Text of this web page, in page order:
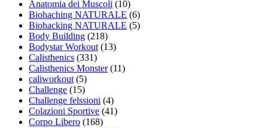
Anatomia dei Muscoli (10)
Biohaching NATURALE (6)
Biohacking NATURALE (5)
Body Building (218)
Bodystar Workout(13)
Calisthenics (331)
Calisthenics Monster(11)
caliworkout(5)
Challenge (15)
Challenge felssioni (4)
Colazioni Sportive (41)
Corpo Libero (168)